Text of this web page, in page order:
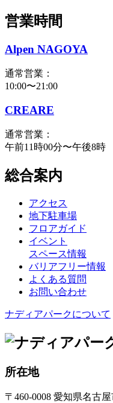
営業時間
Alpen NAGOYA
通常営業：
10:00〜21:00
CREARE
通常営業：
午前11時00分〜午後8時
総合案内
アクセス
地下駐車場
フロアガイド
イベント
スペース情報
バリアフリー情報
よくある質問
お問い合わせ
ナディアパークについて
所在地
〒460-0008 愛知県名古